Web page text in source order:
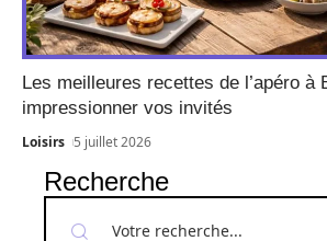
Les meilleures recettes de l’apéro à
impressionner vos invités
Loisirs 5 juillet 2026
Recherche